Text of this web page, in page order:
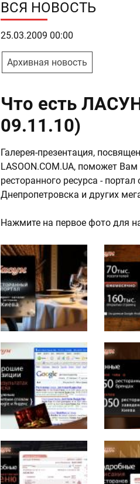
ВСЯ НОВОСТЬ
25.03.2009 00:00
Архивная новость
Что есть
09.11.10)
Галерея-презентация,
LASOON.COM.UA, поможет
ресторанного ресурса -
Днепропетровска и других
Нажмите на первое фото для